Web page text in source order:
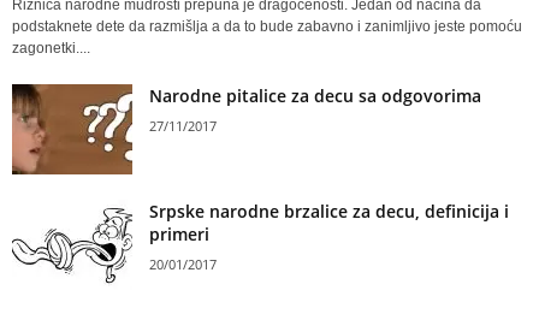
Riznica narodne mudrosti prepuna je dragocenosti. Jedan od načina da
podstaknete dete da razmišlja a da to bude zabavno i zanimljivo jeste pomoću
zagonetki....
Narodne pitalice za decu sa odgovorima
27/11/2017
Srpske narodne brzalice za decu, definicija i
primeri
20/01/2017